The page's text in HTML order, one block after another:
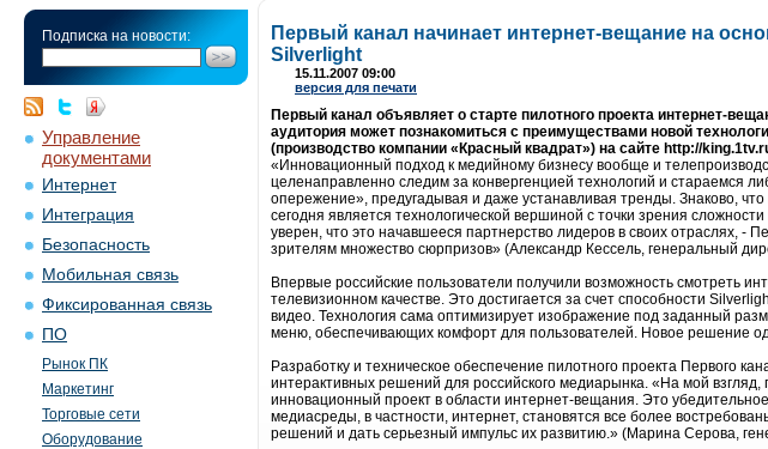
Подписка на новости:
Управление
документами
Интернет
Интеграция
Безопасность
Мобильная связь
Фиксированная связь
ПО
Рынок ПК
Маркетинг
Торговые сети
Оборудование
Первый канал начинает интернет-вещание на
Silverlight
15.11.2007 09:00
версия для печати
Первый канал объявляет о старте пилотного проекта интернет-
аудитория может познакомиться с преимуществами новой
(производство компании «Красный квадрат») на сайте http://
«Инновационный подход к медийному бизнесу вообще и
целенаправленно следим за конвергенцией технологий и стараемся
опережение», предугадывая и даже устанавливая тренды. Знаково,
сегодня является технологической вершиной с точки зрения
уверен, что это начавшееся партнерство лидеров в своих отраслях, -
зрителям множество сюрпризов» (Александр Кессель, генеральный
Впервые российские пользователи получили возможность смотреть
телевизионном качестве. Это достигается за счет способности
видео. Технология сама оптимизирует изображение под заданный
меню, обеспечивающих комфорт для пользователей. Новое решение
Разработку и техническое обеспечение пилотного проекта Первого
интерактивных решений для российского медиарынка. «На мой
инновационный проект в области интернет-вещания. Это
медиасреды, в частности, интернет, становятся все более
решений и дать серьезный импульс их развитию.» (Марина Серова,